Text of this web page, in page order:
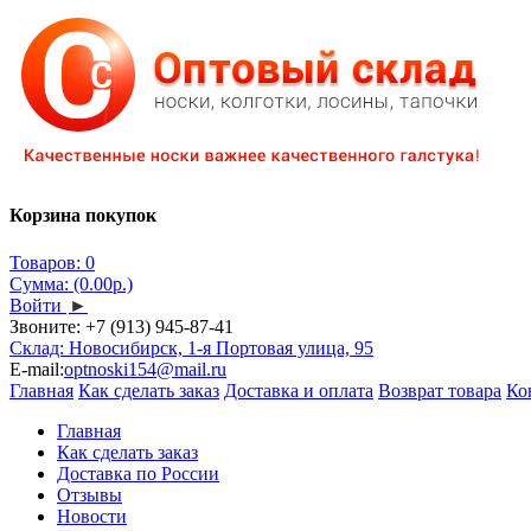
Корзина покупок
Товаров: 0
Сумма: (0.00р.)
Войти ►
Звоните: +7 (913) 945-87-41
Склад: Новосибирск, 1-я Портовая улица, 95
E-mail:optnoski154@mail.ru
Главная Как сделать заказ Доставка и оплата Возврат товара
Главная
Как сделать заказ
Доставка по России
Отзывы
Новости